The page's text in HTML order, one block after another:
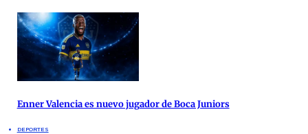
Enner Valencia es nuevo jugador de Boca Juniors
DEPORTES